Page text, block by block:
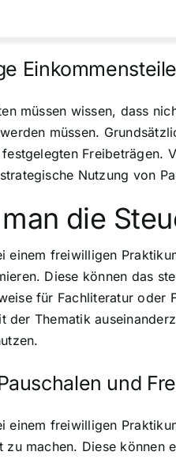
müssen wissen, dass
müssen.
Freibeträgen.
Nutzung von
die
einem freiwilligen
Diese können das
für Fachliteratur
der Thematik
und
einem freiwilligen
zu machen. Diese